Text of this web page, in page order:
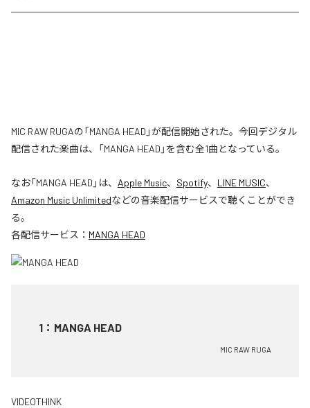
MIC RAW RUGAの「MANGA HEAD」が配信開始された。今回デジタル
配信された楽曲は、「MANGA HEAD」を含む全1曲となっている。
なお「MANGA HEAD 」は、 Apple Music、 Spotify、 LINE MUSIC、
Amazon Music Unlimitedなどの音楽配信サービスで聴くことができ
る。
各配信サービス： MANGA HEAD
1 ： MANGA HEAD
MIC RAW RUGA
VIDEOTHINK